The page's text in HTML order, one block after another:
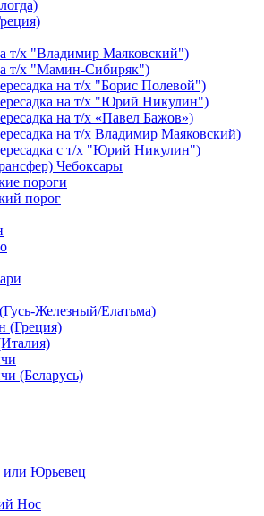
т/х "Владимир Маяковский")
т/х "Мамин-Сибиряк")
на т/х "Борис Полевой")
на т/х "Юрий Никулин")
на т/х «Павел Бажов»)
на т/х Владимир Маяковский)
с т/х "Юрий Никулин")
Чебоксары
пороги
порог
Железный/Елатьма)
(Греция)
(Беларусь)
Юрьевец
Нос